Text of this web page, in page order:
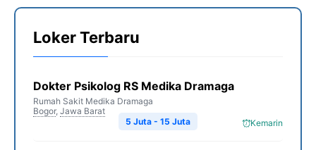
Loker Terbaru
Dokter Psikolog RS Medika Dramaga
Rumah Sakit Medika Dramaga
Bogor, Jawa Barat
Kemarin
5 Juta - 15 Juta